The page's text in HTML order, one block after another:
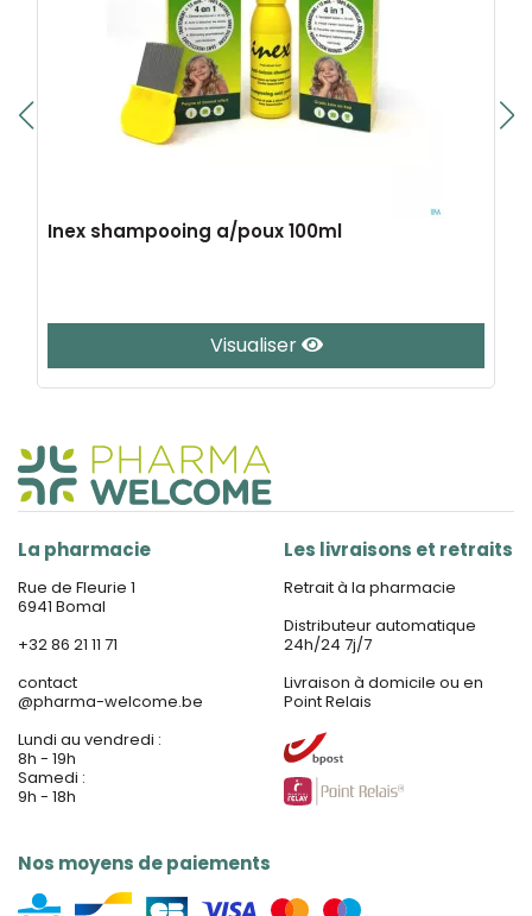
Inex shampooing a/poux 100ml
Visualiser
La pharmacie
Rue de Fleurie 1
6941 Bomal
+32 86 21 11 71
contact
@pharma-welcome.be
Lundi au vendredi :
8h - 19h
Samedi :
9h - 18h
Nos moyens de paiements
Les livraisons et retraits
Retrait à la pharmacie
Distributeur automatique
24h/24 7j/7
Livraison à domicile ou en
Point Relais